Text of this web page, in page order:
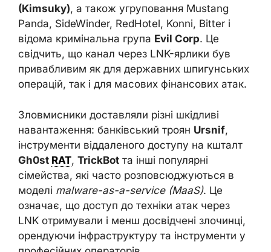
(Kimsuky), а також угруповання Mustang
Panda, SideWinder, RedHotel, Konni, Bitter і
відома кримінальна група Evil Corp. Це
свідчить, що канал через LNK-ярлики був
привабливим як для державних шпигунських
операцій, так і для масових фінансових атак.
Зловмисники доставляли різні шкідливі
навантаження: банківський троян Ursnif,
інструменти віддаленого доступу на кшталт
Gh0st RAT, TrickBot та інші популярні
сімейства, які часто розповсюджуються в
моделі malware-as-a-service (MaaS). Це
означає, що доступ до техніки атак через
LNK отримували і менш досвідчені злочинці,
орендуючи інфраструктуру та інструменти у